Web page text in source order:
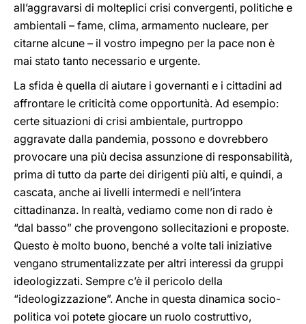
all’aggravarsi di molteplici crisi convergenti, politiche e
ambientali – fame, clima, armamento nucleare, per
citarne alcune – il vostro impegno per la pace non è
mai stato tanto necessario e urgente.
La sfida è quella di aiutare i governanti e i cittadini ad
affrontare le criticità come opportunità. Ad esempio:
certe situazioni di crisi ambientale, purtroppo
aggravate dalla pandemia, possono e dovrebbero
provocare una più decisa assunzione di responsabilità,
prima di tutto da parte dei dirigenti più alti, e quindi, a
cascata, anche ai livelli intermedi e nell’intera
cittadinanza. In realtà, vediamo come non di rado è
“dal basso” che provengono sollecitazioni e proposte.
Questo è molto buono, benché a volte tali iniziative
vengano strumentalizzate per altri interessi da gruppi
ideologizzati. Sempre c’è il pericolo della
“ideologizzazione”. Anche in questa dinamica socio-
politica voi potete giocare un ruolo costruttivo,